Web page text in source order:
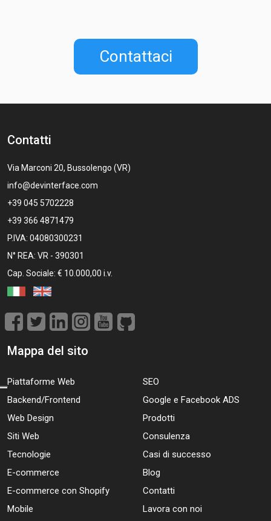
Contattaci
Contatti
Via Marconi 20, Bussolengo (VR)
info@devinterface.com
+39 045 5702228
+39 366 4871479
P.IVA: 04080300231
N° REA: VR - 390301
Cap. Sociale: € 10.000,00 i.v.
Mappa del sito
Piattaforme Web
Backend/Frontend
Web Design
Siti Web
Tecnologie
E-commerce
E-commerce con Shopify
Mobile
SEO
Google e Facebook ADS
Prodotti
Consulenza
Casi di successo
Blog
Contatti
Lavora con noi